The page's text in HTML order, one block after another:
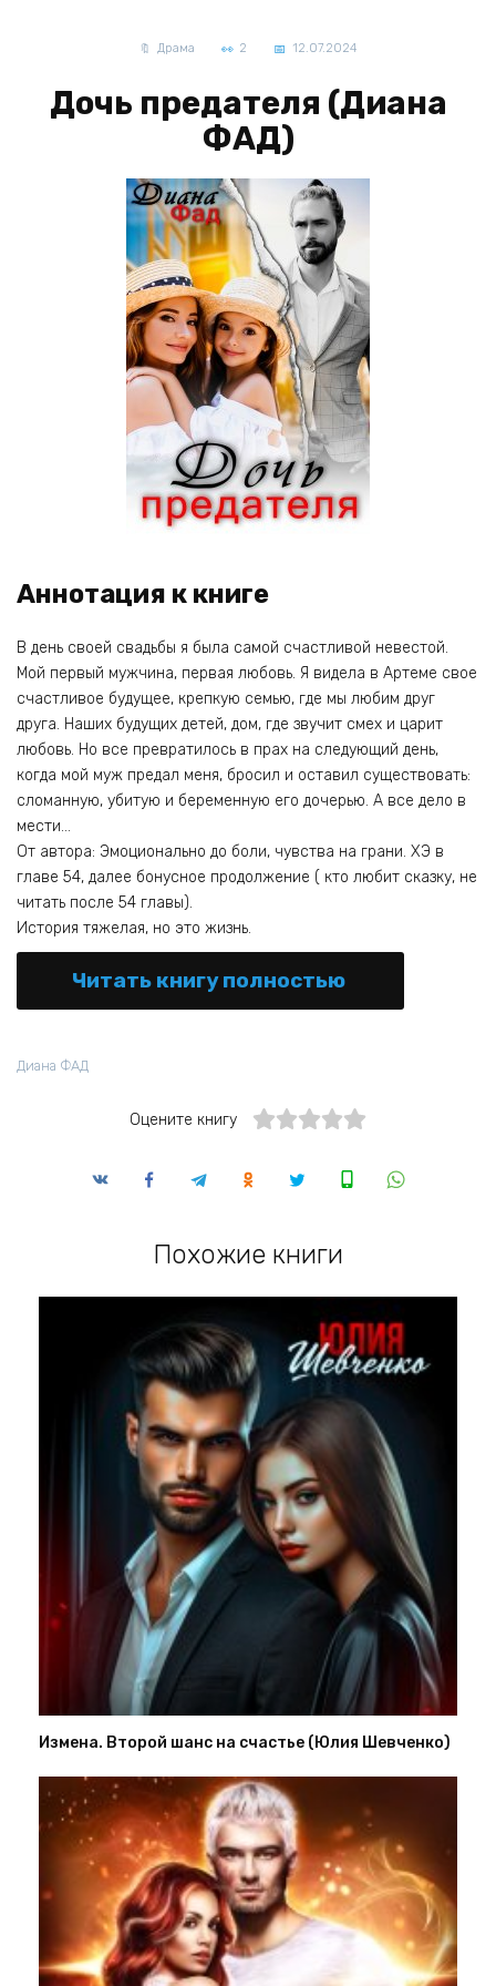
Драма 2 12.07.2024
Дочь предателя (Диана
ФАД)
Аннотация к книге
В день своей свадьбы я была самой счастливой невестой.
Мой первый мужчина, первая любовь. Я видела в Артеме свое
счастливое будущее, крепкую семью, где мы любим друг
друга. Наших будущих детей, дом, где звучит смех и царит
любовь. Но все превратилось в прах на следующий день,
когда мой муж предал меня, бросил и оставил существовать:
сломанную, убитую и беременную его дочерью. А все дело в
мести…
От автора: Эмоционально до боли, чувства на грани. ХЭ в
главе 54, далее бонусное продолжение ( кто любит сказку, не
читать после 54 главы).
История тяжелая, но это жизнь.
Читать книгу полностью
Диана ФАД
Оцените книгу
Похожие книги
Измена. Второй шанс на счастье (Юлия Шевченко)